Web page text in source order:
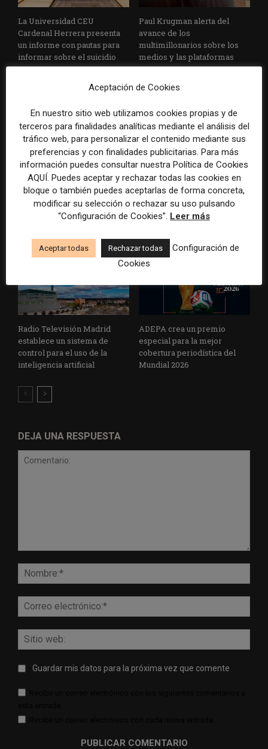
La Universidad CEU
Cardenal Herrera presenta
un informe con pautas para
informar sobre el suicidio
Paul Krugman alerta del
avance de los
multimillonarios sobre los
medios y las plataformas
La Marea cierra 2025 con
superávit, pero su
cooperativa pierde 38.542
euros
El Premio Gabo 2026
reconoce cinco historias de
Brasil, España y El Salvador
sobre el poder, la memoria y
la violencia
Radio Televisión Madrid
establece un sistema de
control para el uso de la
inteligencia artificial
ADEPA crea un premio
especial para la mejor
cobertura periodística del
Mundial 2026
DEJA UNA RESPUESTA
Guardar mis datos para la próxima vez que comente
Aceptación de Cookies
En nuestro sitio web utilizamos cookies propias y de
terceros para finalidades analíticas mediante el análisis del
tráfico web, para personalizar el contenido mediante sus
preferencias y con finalidades publicitarias. Para más
información puedes consultar nuestra Política de Cookies
AQUÍ. Puedes aceptar y rechazar todas las cookies en
bloque o también puedes aceptarlas de forma concreta,
modificar su selección o rechazar su uso pulsando
“Configuración de Cookies”. Leer más
Aceptar todas Rechazar todas
Configuración de
Cookies